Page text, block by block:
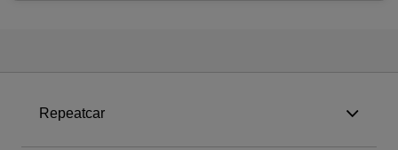
Repeatcar